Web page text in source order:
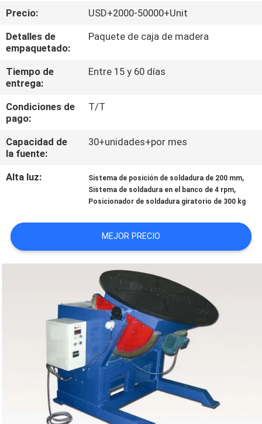
DE
CALIDAD
ÉNTRENOS
EN
CONTACTO
CON
UNA
CITA
Precio:
USD+2000-50000+Unit
Detalles de
empaquetado:
Paquete de caja de madera
Tiempo de
entrega:
Entre 15 y 60 días
Condiciones de
pago:
T/T
Capacidad de
la fuente:
30+unidades+por mes
Alta luz: Sistema de posición de soldadura de 200 mm,
Sistema de soldadura en el banco de 4 rpm,
Posicionador de soldadura giratorio de 300 kg
MEJOR PRECIO